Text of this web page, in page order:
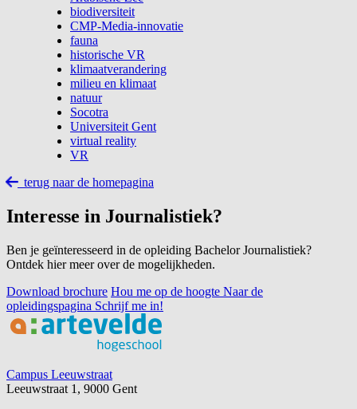
biodiversiteit
CMP-Media-innovatie
fauna
historische VR
klimaatverandering
milieu en klimaat
natuur
Socotra
Universiteit Gent
virtual reality
VR
terug naar de homepagina
Interesse in Journalistiek?
Ben je geïnteresseerd in de opleiding Bachelor Journalistiek?
Ontdek hier meer over de mogelijkheden.
Download brochure Hou me op de hoogte Naar de
opleidingspagina Schrijf me in!
Footer
Campus Leeuwstraat
Leeuwstraat 1, 9000 Gent